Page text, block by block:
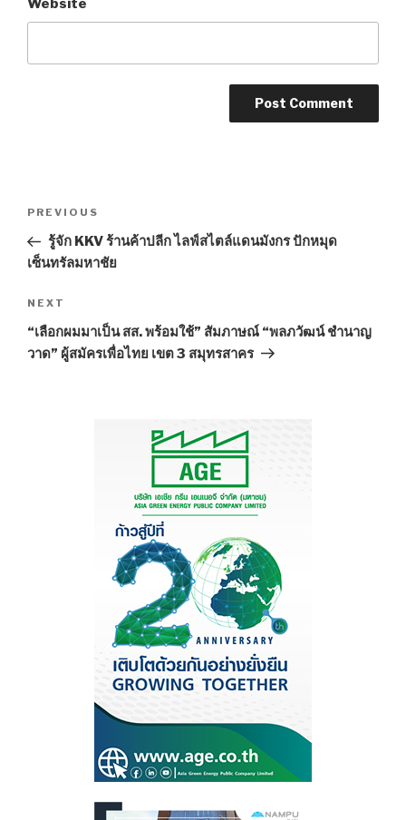
Website
Post
navigation
Previous
Post
PREVIOUS
รู้จัก KKV ร้านค้าปลีก ไลฟ์สไตล์แดนมังกร ปักหมุด
เซ็นทรัลมหาชัย
Next
Post
NEXT
“เลือกผมมาเป็น สส. พร้อมใช้” สัมภาษณ์ “พลภวัฒน์ ชำนาญ
วาด” ผู้สมัครเพื่อไทย เขต 3 สมุทรสาคร